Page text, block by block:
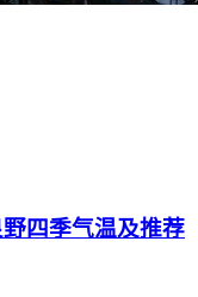
四季气温及推荐